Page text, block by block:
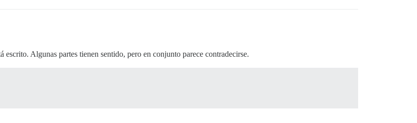
Algunas partes tienen sentido, pero en conjunto parece contradecirse.